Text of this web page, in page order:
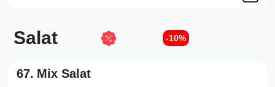
Salat -10%
67. Mix Salat